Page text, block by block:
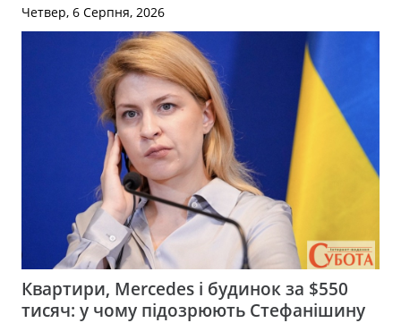
Четвер, 6 Серпня, 2026
Квартири, Mercedes і будинок за $550
тисяч: у чому підозрюють Стефанішину